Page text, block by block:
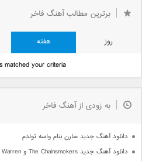
برترین مطالب آهنگ فاخر
روز هفته
matched your criteria.
به زودی از آهنگ فاخر
دانلود آهنگ جدید سارن بنام واسه تولدم
دانلود آهنگ جدید The Chainsmokers و Emily Warren بنام Side Effects